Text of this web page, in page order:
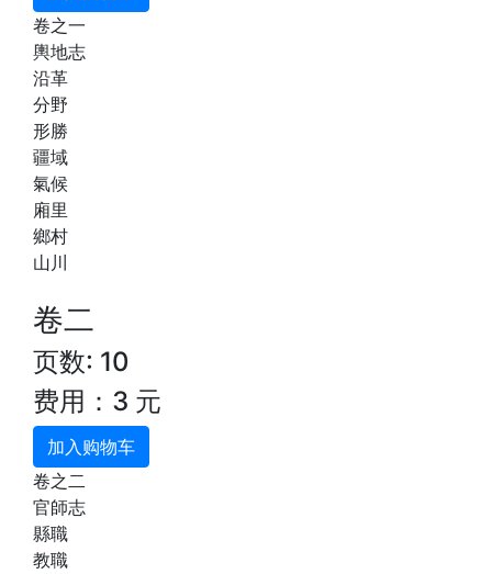
卷之一
輿地志
沿革
分野
形勝
疆域
氣候
廂里
鄉村
山川
卷二
页数: 10
费用：3 元
加入购物车
卷之二
官師志
縣職
教職